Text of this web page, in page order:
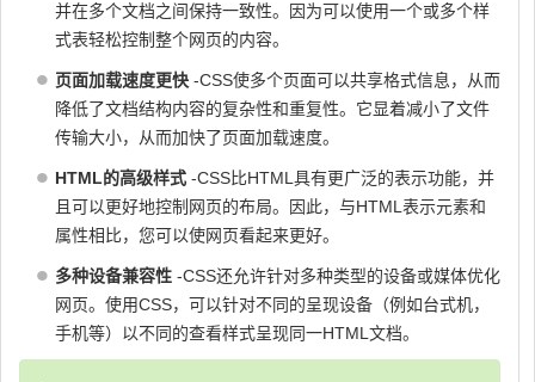
并在多个文档之间保持一致性。因为可以使用一个或多个样
式表轻松控制整个网页的内容。
页面加载速度更快 -CSS使多个页面可以共享格式信息，从而
降低了文档结构内容的复杂性和重复性。它显着减小了文件
传输大小，从而加快了页面加载速度。
HTML的高级样式 -CSS比HTML具有更广泛的表示功能，并
且可以更好地控制网页的布局。因此，与HTML表示元素和
属性相比，您可以使网页看起来更好。
多种设备兼容性 -CSS还允许针对多种类型的设备或媒体优化
网页。使用CSS，可以针对不同的呈现设备（例如台式机，
手机等）以不同的查看样式呈现同一HTML文档。